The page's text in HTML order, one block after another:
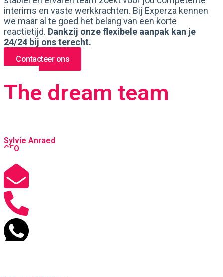
interims en vaste werkkrachten. Bij Experza kennen
we maar al te goed het belang van een korte
reactietijd. Dankzij onze flexibele aanpak kan je
24/24 bij ons terecht.
Contacteer ons
The dream team
Sylvie Anraed
CEO